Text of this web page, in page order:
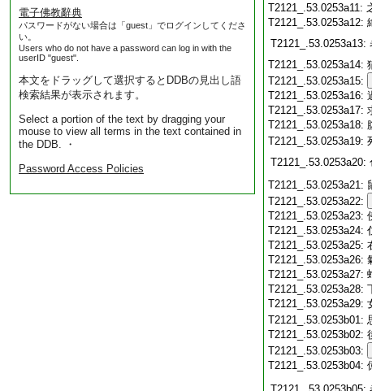
電子佛教辭典
パスワードがない場合は「guest」でログインしてくださ
い。
Users who do not have a password can log in with the
userID "guest".
本文をドラッグして選択するとDDBの見出し語
検索結果が表示されます。
Select a portion of the text by dragging your
mouse to view all terms in the text contained in
the DDB. ・
Password Access Policies
T2121_.53.0253a11:
T2121_.53.0253a12:
T2121_.53.0253a13:
T2121_.53.0253a14:
T2121_.53.0253a15:
T2121_.53.0253a16:
T2121_.53.0253a17:
T2121_.53.0253a18:
T2121_.53.0253a19:
T2121_.53.0253a20:
T2121_.53.0253a21:
T2121_.53.0253a22:
T2121_.53.0253a23:
T2121_.53.0253a24:
T2121_.53.0253a25:
T2121_.53.0253a26:
T2121_.53.0253a27:
T2121_.53.0253a28:
T2121_.53.0253a29:
T2121_.53.0253b01:
T2121_.53.0253b02:
T2121_.53.0253b03:
T2121_.53.0253b04: